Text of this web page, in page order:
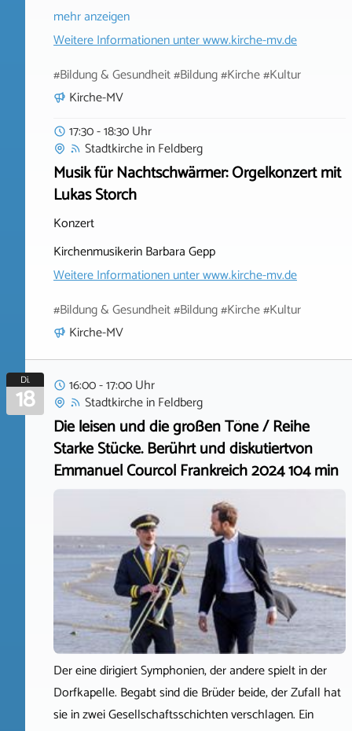
mehr anzeigen
Weitere Informationen unterwww.kirche-mv.de
#Bildung & Gesundheit #Bildung #Kirche #Kultur
Kirche-MV
17:30 - 18:30 Uhr
StadtkircheinFeldberg
Musik für Nachtschwärmer: Orgelkonzert mit
Lukas Storch
Konzert
Kirchenmusikerin Barbara Gepp
Weitere Informationen unterwww.kirche-mv.de
#Bildung & Gesundheit #Bildung #Kirche #Kultur
Kirche-MV
Di.
18
16:00 - 17:00 Uhr
StadtkircheinFeldberg
Die leisen und die großen Töne / Reihe
Starke Stücke. Berührt und diskutiertvon
Emmanuel Courcol Frankreich 2024 104 min
Der eine dirigiert Symphonien, der andere spielt in der
Dorfkapelle. Begabt sind die Brüder beide, der Zufall hat
sie in zwei Gesellschaftsschichten verschlagen. Ein